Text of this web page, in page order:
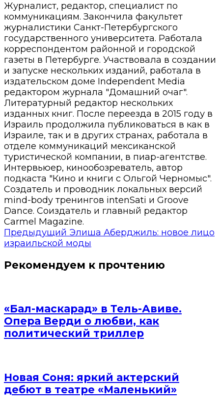
Журналист, редактор, специалист по
коммуникациям. Закончила факультет
журналистики Санкт-Петербургского
государственного университета. Работала
корреспондентом районной и городской
газеты в Петербурге. Участвовала в создании
и запуске нескольких изданий, работала в
издательском доме Independent Media
редактором журнала "Домашний очаг".
Литературный редактор нескольких
изданных книг. После переезда в 2015 году в
Израиль продолжила публиковаться в как в
Израиле, так и в других странах, работала в
отделе коммуникаций мексиканской
туристической компании, в пиар-агентстве.
Интервьюер, кинообозреватель, автор
подкаста "Кино и книги с Ольгой Черномыс".
Создатель и проводник локальных версий
mind-body тренингов intenSati и Groove
Dance. Соиздатель и главный редактор
Carmel Magazine.
Предыдущий Элиша Аберджиль: новое лицо
израильской моды
Рекомендуем к прочтению
«Бал-маскарад» в Тель-Авиве.
Опера Верди о любви, как
политический триллер
Новая Соня: яркий актерский
дебют в театре «Маленький»